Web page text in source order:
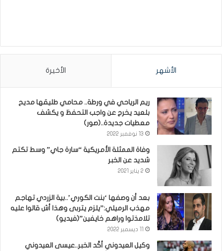
الأشهر الأخيرة
ريم الرياحي في ورطة.. محامي طليقها مديح
بلعيد يخرج عن واجب التحفظ و يكشف
معطيات جديدة..(صور)
13 نوفمبر 2022
وفاة الممثلة الأمريكية “سارة جاي” وسط تكتم
شديد عن الخبر
2 يناير 2021
بعد أن وصفها ‘بنت الكوري’..بية الزردي تهاجم
مهذب الرميلي:”يلزم يتربى وهذا أش قالوا عليه
تلامذتوا وراهم خايفين”(فيديو)
وكيل العيدوني أكّد الخبر..عيسى العيدوني